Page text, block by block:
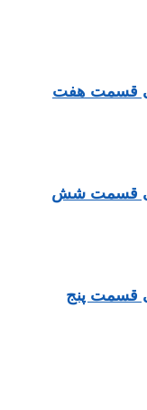
قسمت هفت
قسمت شش
قسمت پنج